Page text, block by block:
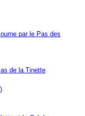
par le Pas des
de la Tinette